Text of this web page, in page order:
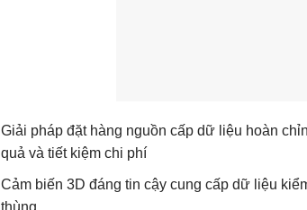
Giải pháp đặt hàng nguồn cấp dữ liệu hoàn
quả và tiết kiệm chi phí
Cảm biến 3D đáng tin cậy cung cấp dữ liệu
thùng